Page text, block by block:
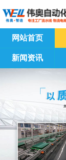
网站首页
新闻资讯